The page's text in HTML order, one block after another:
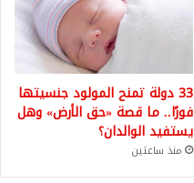
33 دولة تمنح المولود جنسيتها
فورًا.. ما قصة «حق الأرض» وهل
يستفيد الوالدان؟
منذ ساعتين